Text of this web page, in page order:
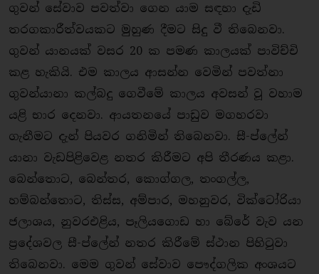
ගුවන් සේවාව පවත්වා ගෙන යාම සඳහා දැඩි
තරගකාරීත්වයකට මුහුණ දීමට සිදු වී තිබෙනවා.
ගුවන් යානයක් වසර 20 ක පමණ කාලයක් පාවිච්චි
කළ හැකියි. එම කාලය ආසන්න වෙමින් පවත්නා
ගුවන්යානා කල්බදු ගෙවීමේ කාලය අවසන් වූ වහාම
යළි භාර දෙනවා. ආයතනයේ පාඩුව මගහරවා
ගැනීමට දැන් පියවර ගනිමින් තිබෙනවා. සී-ප්ලේන්
යානා වැඩපිළිවෙළ නතර කිරීමට අපි තීරණය කළා.
බෙන්තොට, බෙන්තර, කොග්ගල, තංගල්ල,
හම්බන්තොට, තිස්ස, අම්පාර, මහනුවර, වික්ටෝරියා
ජලාශය, නුවරඑළිය, පෑලියගොඩ හා බේරේ වැව යන
ප‍්‍රදේශවල සී-ප්ලේන් නතර කිරීමේ ස්ථාන පිහිටුවා
තිබෙනවා. මෙම ගුවන් සේවාව පෞද්ගලික අංශයට